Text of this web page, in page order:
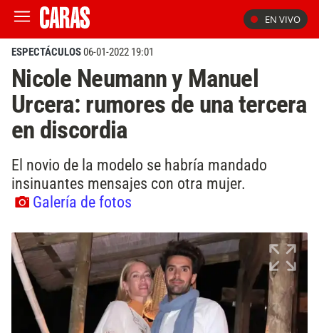
EN VIVO
ESPECTÁCULOS06-01-2022 19:01
Nicole Neumann y Manuel
Urcera: rumores de una tercera
en discordia
El novio de la modelo se habría mandado
insinuantes mensajes con otra mujer.
Galería de fotos